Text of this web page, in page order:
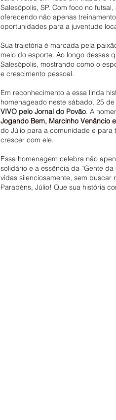
Salesópolis, SP. Com foco no
oferecendo não apenas
oportunidades para a juventude
Sua trajetória é marcada pela
meio do esporte. Ao longo dessas
Salesópolis, mostrando como o
e crescimento pessoal.
Em reconhecimento a essa linda
homenageado neste sábado, 25
VIVO pelo Jornal do Povão. A
Jogando Bem, Marcinho Venâncio e
do Júlio para a comunidade e
crescer com ele.
Essa homenagem celebra não
solidário e a essência da “Gente
vidas silenciosamente, sem buscar
Parabéns, Júlio! Que sua história